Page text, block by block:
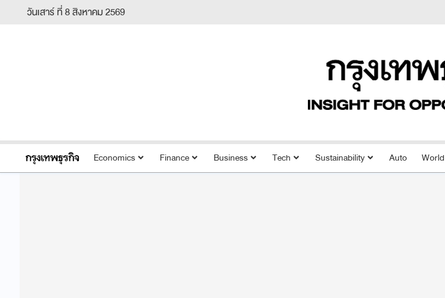
วันเสาร์ ที่ 8 สิงหาคม 2569
Economics Finance Business Tech Sustainability Auto World